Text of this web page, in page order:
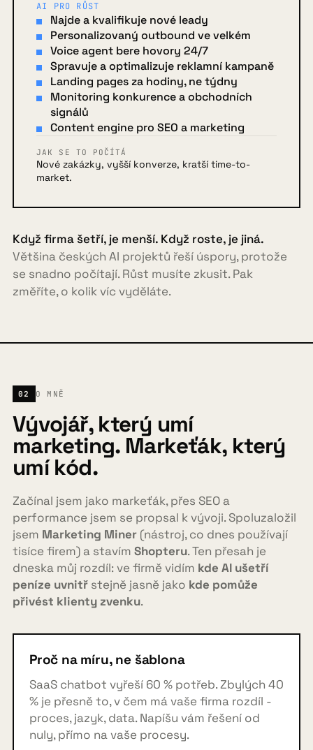
AI PRO RŮST
Najde a kvalifikuje nové leady
Personalizovaný outbound ve velkém
Voice agent bere hovory 24/7
Spravuje a optimalizuje reklamní kampaně
Landing pages za hodiny, ne týdny
Monitoring konkurence a obchodních
signálů
Content engine pro SEO a marketing
JAK SE TO POČÍTÁ
Nové zakázky, vyšší konverze, kratší time-to-
market.
Když firma šetří, je menší. Když roste, je jiná.
Většina českých AI projektů řeší úspory, protože
se snadno počítají. Růst musíte zkusit. Pak
změříte, o kolik víc vyděláte.
02 O MNĚ
Vývojář, který umí
marketing. Markeťák, který
umí kód.
Začínal jsem jako markeťák, přes SEO a
performance jsem se propsal k vývoji. Spoluzaložil
jsem Marketing Miner (nástroj, co dnes používají
tisíce firem) a stavím Shopteru. Ten přesah je
dneska můj rozdíl: ve firmě vidím kde AI ušetří
peníze uvnitř stejně jasně jako kde pomůže
přivést klienty zvenku.
Proč na míru, ne šablona
SaaS chatbot vyřeší 60 % potřeb. Zbylých 40
% je přesně to, v čem má vaše firma rozdíl -
proces, jazyk, data. Napíšu vám řešení od
nuly, přímo na vaše procesy.